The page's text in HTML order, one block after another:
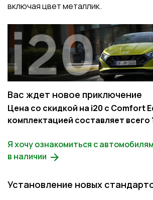
включая цвет металлик.
Вас ждет новое приключение
Цена со скидкой на i20 с Comfort
комплектацией составляет всего
Я хочу ознакомиться с
в наличии
Установление новых